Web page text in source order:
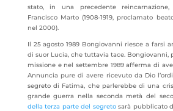
stato, in una precedente
Francisco Marto (1908-1919, proclamato
nel 2000).
Il 25 agosto 1989 Bongiovanni riesce a farsi
di suor Lucia, che tuttavia tace. Bongiovanni,
missione e nel settembre 1989 afferma di
Annuncia pure di avere ricevuto da Dio
segreto di Fatima, che parlerebbe di una
grande guerra nella seconda metà del
della terza parte del segretosarà pubblicato